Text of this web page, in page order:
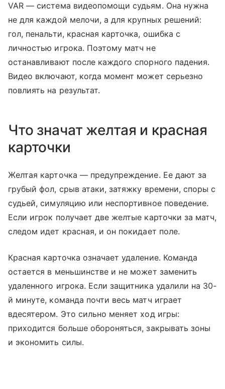
VAR — система видеопомощи судьям. Она нужна
не для каждой мелочи, а для крупных решений:
гол, пенальти, красная карточка, ошибка с
личностью игрока. Поэтому матч не
останавливают после каждого спорного падения.
Видео включают, когда момент может серьезно
повлиять на результат.
Что значат желтая и красная
карточки
Желтая карточка — предупреждение. Ее дают за
грубый фол, срыв атаки, затяжку времени, споры с
судьей, симуляцию или неспортивное поведение.
Если игрок получает две желтые карточки за матч,
следом идет красная, и он покидает поле.
Красная карточка означает удаление. Команда
остается в меньшинстве и не может заменить
удаленного игрока. Если защитника удалили на 30-
й минуте, команда почти весь матч играет
вдесятером. Это сильно меняет ход игры:
приходится больше обороняться, закрывать зоны
и экономить силы.